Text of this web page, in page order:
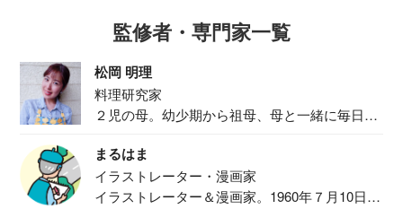
監修者・専門家一覧
松岡 明理
料理研究家
２児の母。幼少期から祖母、母と一緒に毎日の
まるはま
イラストレーター・漫画家
イラストレーター＆漫画家。1960年７月10日生